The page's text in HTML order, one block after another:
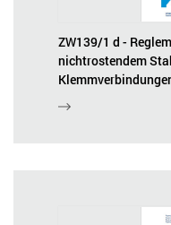
ZW139/1 d -
nichtrostendem